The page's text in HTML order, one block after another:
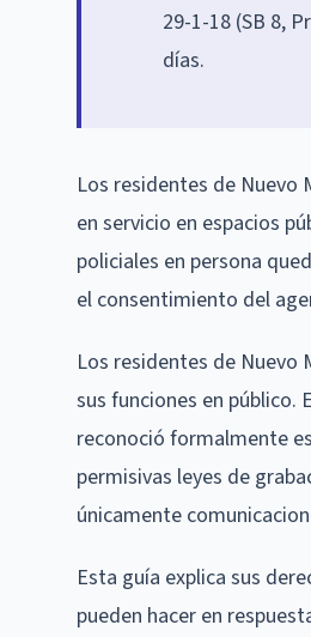
29-1-18 (SB 8,
días.
Los residentes de Nuevo
en servicio en espacios
policiales en persona
el consentimiento del
Los residentes de Nuevo
sus funciones en público.
reconoció formalmente
permisivas leyes de
únicamente
Esta guía explica sus
pueden hacer en